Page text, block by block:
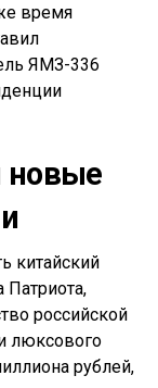
время
ЯМЗ-336
новые
китайский
Патриота,
российской
люксового
рублей,